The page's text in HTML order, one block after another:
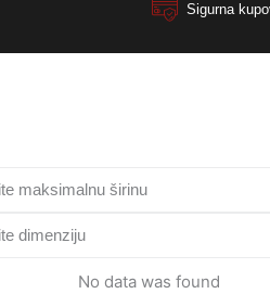
Sigurna
maksimalnu širinu
dimenziju
No data was found